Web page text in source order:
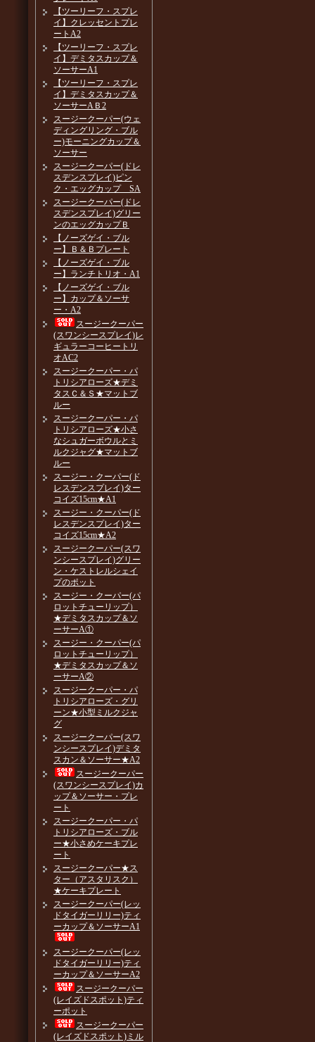
【ツーリーフ・スプレ
イ】クレッセントプレ
ートA2
【ツーリーフ・スプレ
イ】デミタスカップ＆
ソーサーA1
【ツーリーフ・スプレ
イ】デミタスカップ＆
ソーサーAＢ2
スージークーパー(ウェ
ディングリング・ブル
ー)モーニングカップ＆
ソーサー
スージークーパー(ドレ
スデンスプレイ)ピン
ク・エッグカップ SA
スージークーパー(ドレ
スデンスプレイ)グリー
ンのエッグカップＢ
【ノーズゲイ・ブル
ー】Ｂ＆Ｂプレート
【ノーズゲイ・ブル
ー】ランチトリオ・A1
【ノーズゲイ・ブル
ー】カップ＆ソーサ
ー・A2
スージークーパー
(スワンシースプレイ)レ
ギュラーコーヒートリ
オAC2
スージークーパー・パ
トリシアローズ★デミ
タスＣ＆Ｓ★マットブ
ルー
スージークーパー・パ
トリシアローズ★小さ
なシュガーボウルとミ
ルクジャグ★マットブ
ルー
スージー・クーパー(ド
レスデンスプレイ)ター
コイズ15cm★A1
スージー・クーパー(ド
レスデンスプレイ)ター
コイズ15cm★A2
スージークーパー(スワ
ンシースプレイ)グリー
ン・ケストレルシェイ
プのポット
スージー・クーパー(パ
ロットチューリップ）
★デミタスカップ＆ソ
ーサーA①
スージー・クーパー(パ
ロットチューリップ）
★デミタスカップ＆ソ
ーサーA②
スージークーパー・パ
トリシアローズ・グリ
ーン★小型ミルクジャ
グ
スージークーパー(スワ
ンシースプレイ)デミタ
スカン＆ソーサー★A2
スージークーパー
(スワンシースプレイ)カ
ップ＆ソーサー・プレ
ート
スージークーパー・パ
トリシアローズ・ブル
ー★小さめケーキプレ
ート
スージークーパー★ス
ター（アスタリスク）
★ケーキプレート
スージークーパー(レッ
ドタイガーリリー)ティ
ーカップ＆ソーサーA1
スージークーパー(レッ
ドタイガーリリー)ティ
ーカップ＆ソーサーA2
スージークーパー
(レイズドスポット)ティ
ーポット
スージークーパー
(レイズドスポット)ミル